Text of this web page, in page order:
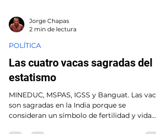
Jorge Chapas
POLÍTICA
estatismo
MINEDUC, MSPAS, IGSS y Banguat. Las